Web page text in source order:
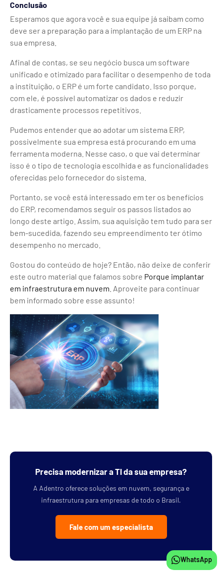
Conclusão
Esperamos que agora você e sua equipe já saibam como
deve ser a preparação para a implantação de um ERP na
sua empresa.
Afinal de contas, se seu negócio busca um software
unificado e otimizado para facilitar o desempenho de toda
a instituição, o ERP é um forte candidato. Isso porque,
com ele, é possível automatizar os dados e reduzir
drasticamente processos repetitivos.
Pudemos entender que ao adotar um sistema ERP,
possivelmente sua empresa está procurando em uma
ferramenta moderna. Nesse caso, o que vai determinar
isso é o tipo de tecnologia escolhida e as funcionalidades
oferecidas pelo fornecedor do sistema.
Portanto, se você está interessado em ter os benefícios
do ERP, recomendamos seguir os passos listados ao
longo deste artigo. Assim, sua aquisição tem tudo para ser
bem-sucedida, fazendo seu empreendimento ter ótimo
desempenho no mercado.
Gostou do conteúdo de hoje? Então, não deixe de conferir
este outro material que falamos sobre Porque implantar
em infraestrutura em nuvem . Aproveite para continuar
bem informado sobre esse assunto!
Precisa modernizar a TI da sua empresa?
A Adentro oferece soluções em nuvem, segurança e
infraestrutura para empresas de todo o Brasil.
Fale com um especialista
WhatsApp